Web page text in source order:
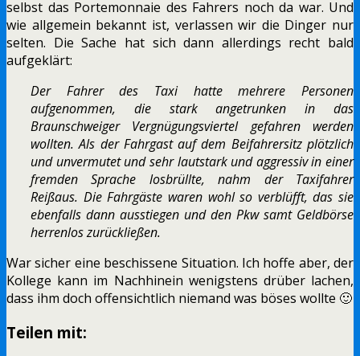
selbst das Portemonnaie des Fahrers noch da war. Und
wie allgemein bekannt ist, verlassen wir die Dinger nur
selten. Die Sache hat sich dann allerdings recht bald
aufgeklärt:
Der Fahrer des Taxi hatte mehrere Personen
aufgenommen, die stark angetrunken in das
Braunschweiger Vergnügungsviertel gefahren werden
wollten. Als der Fahrgast auf dem Beifahrersitz plötzlich
und unvermutet und sehr lautstark und aggressiv in einer
fremden Sprache losbrüllte, nahm der Taxifahrer
Reißaus. Die Fahrgäste waren wohl so verblüfft, das sie
ebenfalls dann ausstiegen und den Pkw samt Geldbörse
herrenlos zurückließen.
War sicher eine beschissene Situation. Ich hoffe aber, der
Kollege kann im Nachhinein wenigstens drüber lachen,
dass ihm doch offensichtlich niemand was böses wollte 🙂
Teilen mit: